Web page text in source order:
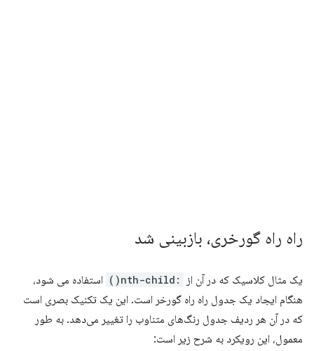
راه راه گورخری، بازبینی شد
یک مثال کلاسیک که در آن از :nth-child()
استفاده می شود،
هنگام ایجاد یک جدول راه راه گورخر است. این یک تکنیک بصری است
که در آن هر ردیف جدول رنگ‌های متناوب را تغییر می‌دهد. به طور
معمول، این رویکرد به شرح زیر است: